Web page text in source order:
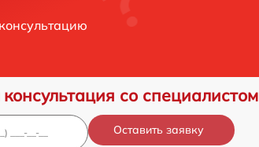
со специалистом
Оставить заявку